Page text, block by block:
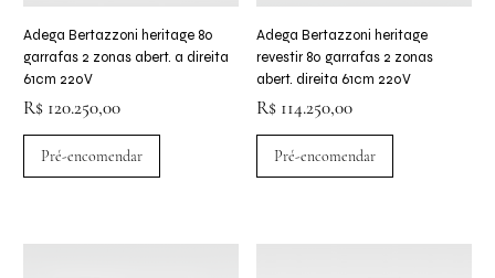
Adega Bertazzoni heritage 80
garrafas 2 zonas abert. a direita
61cm 220V
Preço
R$ 120.250,00
Pré-encomendar
Adega Bertazzoni heritage
revestir 80 garrafas 2 zonas
abert. direita 61cm 220V
Preço
R$ 114.250,00
Pré-encomendar